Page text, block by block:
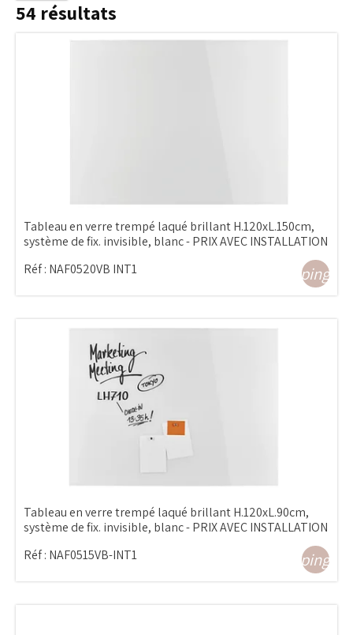
54 résultats
Tableau en verre trempé laqué brillant H.120xL.150cm,
système de fix. invisible, blanc - PRIX AVEC INSTALLATION
Réf : NAF0520VB INT1
Tableau en verre trempé laqué brillant H.120xL.90cm,
système de fix. invisible, blanc - PRIX AVEC INSTALLATION
Réf : NAF0515VB-INT1